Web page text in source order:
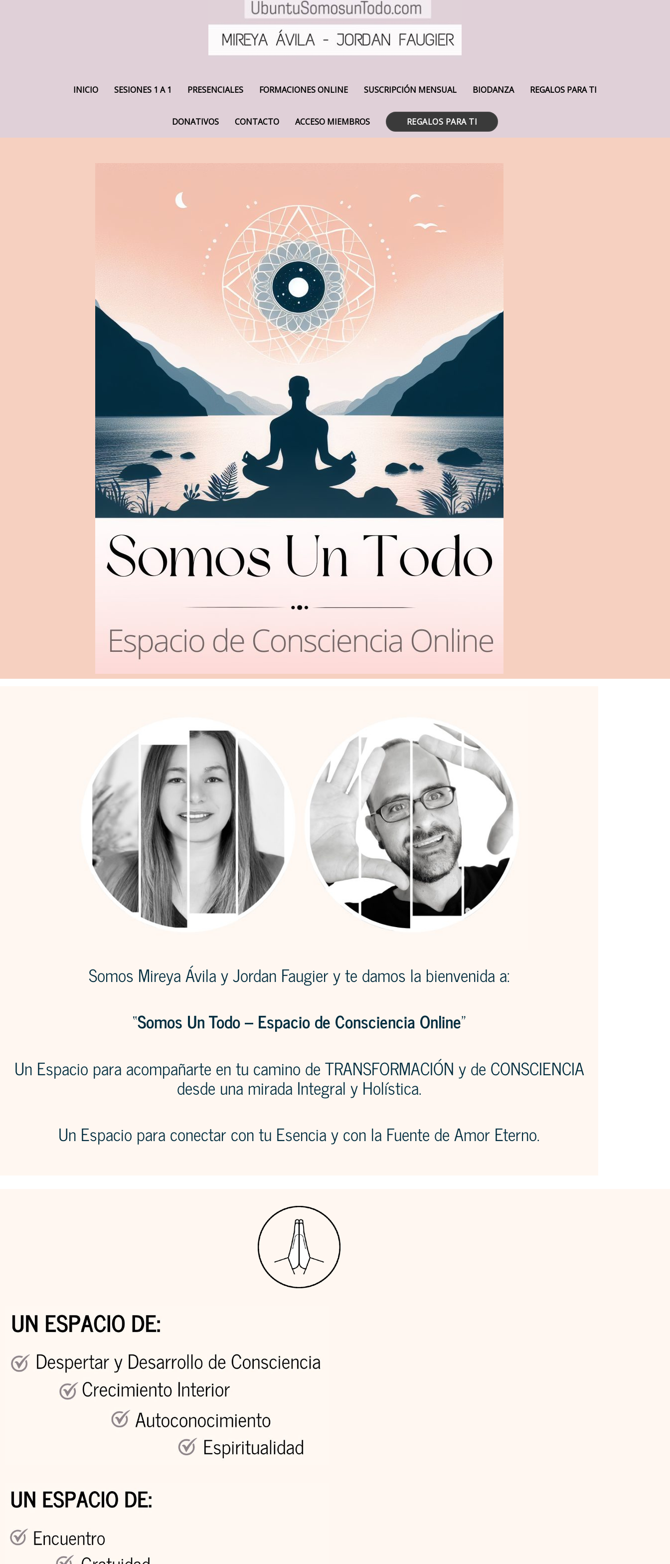
INICIO SESIONES 1 A 1 PRESENCIALES FORMACIONES ONLINE SUSCRIPCIÓN MENSUAL BIODANZA REGALOS PARA TI
DONATIVOS CONTACTO ACCESO MIEMBROS REGALOS PARA TI
Somos Mireya Ávila y Jordan Faugier y te damos la bienvenida a:
“Somos Un Todo – Espacio de Consciencia Online”
Un Espacio para acompañarte en tu camino de TRANSFORMACIÓN y de CONSCIENCIA
desde una mirada Integral y Holística.
Un Espacio para conectar con tu Esencia y con la Fuente de Amor Eterno.